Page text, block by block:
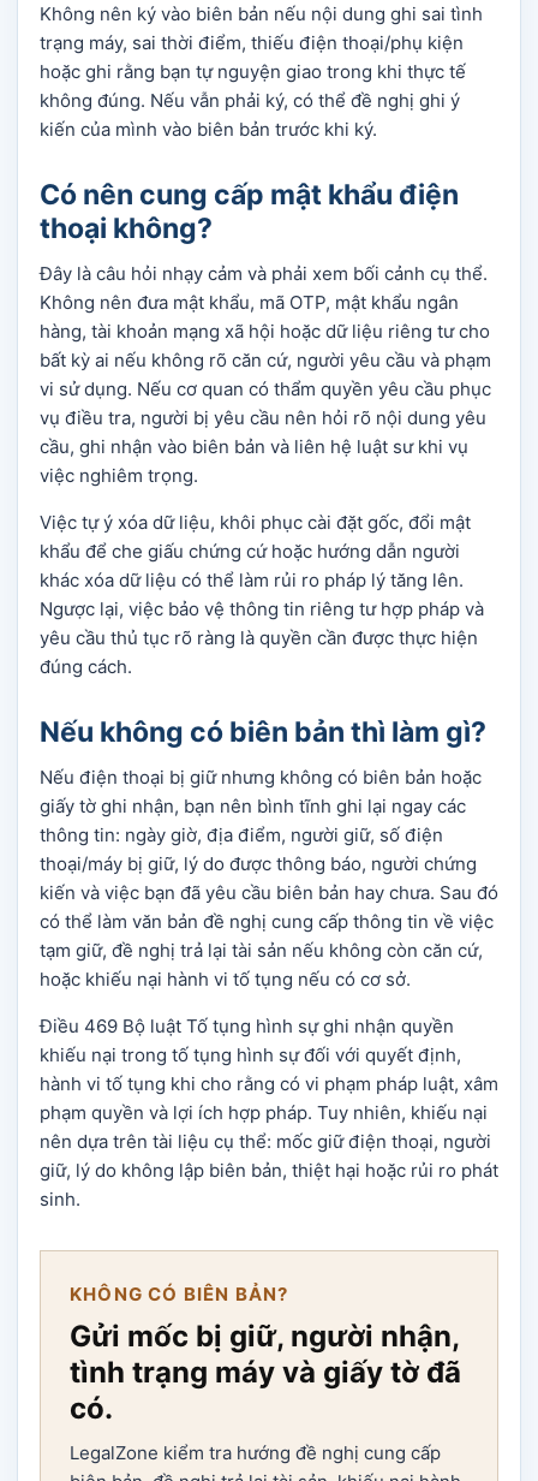
Không nên ký vào biên bản nếu nội dung ghi sai tình
trạng máy, sai thời điểm, thiếu điện thoại/phụ kiện
hoặc ghi rằng bạn tự nguyện giao trong khi thực tế
không đúng. Nếu vẫn phải ký, có thể đề nghị ghi ý
kiến của mình vào biên bản trước khi ký.
Có nên cung cấp mật khẩu điện
thoại không?
Đây là câu hỏi nhạy cảm và phải xem bối cảnh cụ thể.
Không nên đưa mật khẩu, mã OTP, mật khẩu ngân
hàng, tài khoản mạng xã hội hoặc dữ liệu riêng tư cho
bất kỳ ai nếu không rõ căn cứ, người yêu cầu và phạm
vi sử dụng. Nếu cơ quan có thẩm quyền yêu cầu phục
vụ điều tra, người bị yêu cầu nên hỏi rõ nội dung yêu
cầu, ghi nhận vào biên bản và liên hệ luật sư khi vụ
việc nghiêm trọng.
Việc tự ý xóa dữ liệu, khôi phục cài đặt gốc, đổi mật
khẩu để che giấu chứng cứ hoặc hướng dẫn người
khác xóa dữ liệu có thể làm rủi ro pháp lý tăng lên.
Ngược lại, việc bảo vệ thông tin riêng tư hợp pháp và
yêu cầu thủ tục rõ ràng là quyền cần được thực hiện
đúng cách.
Nếu không có biên bản thì làm gì?
Nếu điện thoại bị giữ nhưng không có biên bản hoặc
giấy tờ ghi nhận, bạn nên bình tĩnh ghi lại ngay các
thông tin: ngày giờ, địa điểm, người giữ, số điện
thoại/máy bị giữ, lý do được thông báo, người chứng
kiến và việc bạn đã yêu cầu biên bản hay chưa. Sau đó
có thể làm văn bản đề nghị cung cấp thông tin về việc
tạm giữ, đề nghị trả lại tài sản nếu không còn căn cứ,
hoặc khiếu nại hành vi tố tụng nếu có cơ sở.
Điều 469 Bộ luật Tố tụng hình sự ghi nhận quyền
khiếu nại trong tố tụng hình sự đối với quyết định,
hành vi tố tụng khi cho rằng có vi phạm pháp luật, xâm
phạm quyền và lợi ích hợp pháp. Tuy nhiên, khiếu nại
nên dựa trên tài liệu cụ thể: mốc giữ điện thoại, người
giữ, lý do không lập biên bản, thiệt hại hoặc rủi ro phát
sinh.
KHÔNG CÓ BIÊN BẢN?
Gửi mốc bị giữ, người nhận,
tình trạng máy và giấy tờ đã
có.
LegalZone kiểm tra hướng đề nghị cung cấp